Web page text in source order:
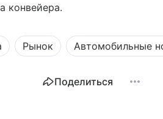
конвейера.
Рынок Автомобильные
Поделиться